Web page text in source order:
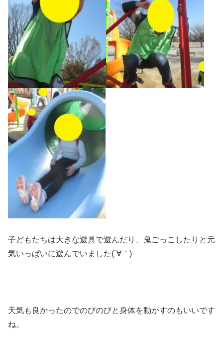
子どもたちは大きな遊具で遊んだり、鬼ごっこしたりと元
気いっぱいに遊んでいました(´∀｀)
天気も良かったのでのびのびと身体を動かすのもいいです
ね。